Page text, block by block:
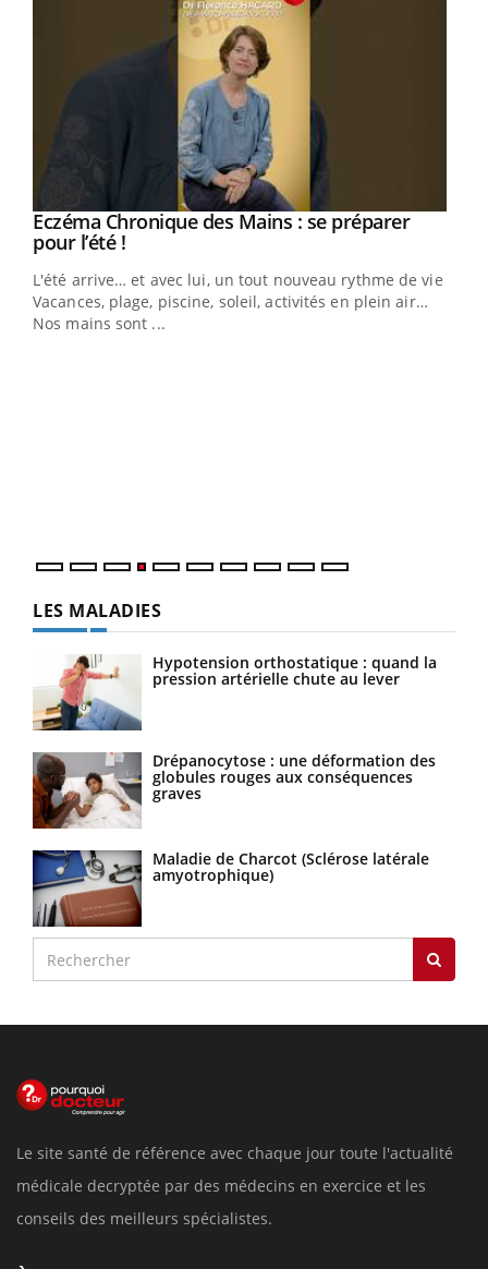
Youtube
Eczéma Chronique des Mains : se préparer
pour l’été !Youtube
L'été arrive… et avec lui, un tout nouveau rythme de vie !
Vacances, plage, piscine, soleil, activités en plein air…
Nos mains sont ...
LES MALADIES
Hypotension orthostatique : quand la
pression artérielle chute au lever
Drépanocytose : une déformation des
globules rouges aux conséquences
graves
Maladie de Charcot (Sclérose latérale
amyotrophique)
Le site santé de référence avec chaque jour toute l'actualité
médicale decryptée par des médecins en exercice et les
conseils des meilleurs spécialistes.